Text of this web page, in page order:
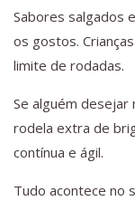
Sabores salgados
os gostos.
limite de rodadas.
Se alguém desejar
rodela extra de
contínua e ágil.
Tudo acontece no